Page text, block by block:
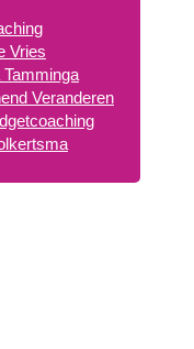
Vries
Tamminga
Veranderen